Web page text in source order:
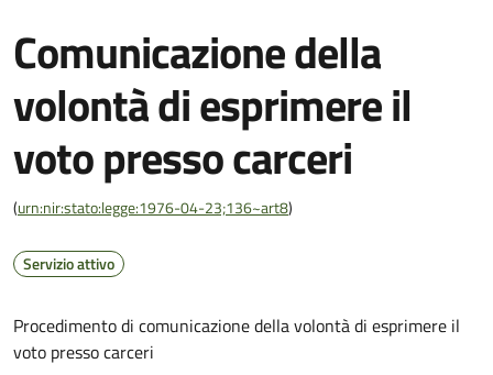
Comunicazione della
volontà di esprimere il
voto presso carceri
(urn:nir:stato:legge:1976-04-23;136~art8)
Servizio attivo
Procedimento di comunicazione della volontà di esprimere il
voto presso carceri